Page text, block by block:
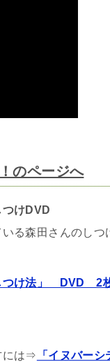
のページへ
けDVD
る森田さんのしつ
つけ法」 DVD 2
には⇒
「イヌバーシ